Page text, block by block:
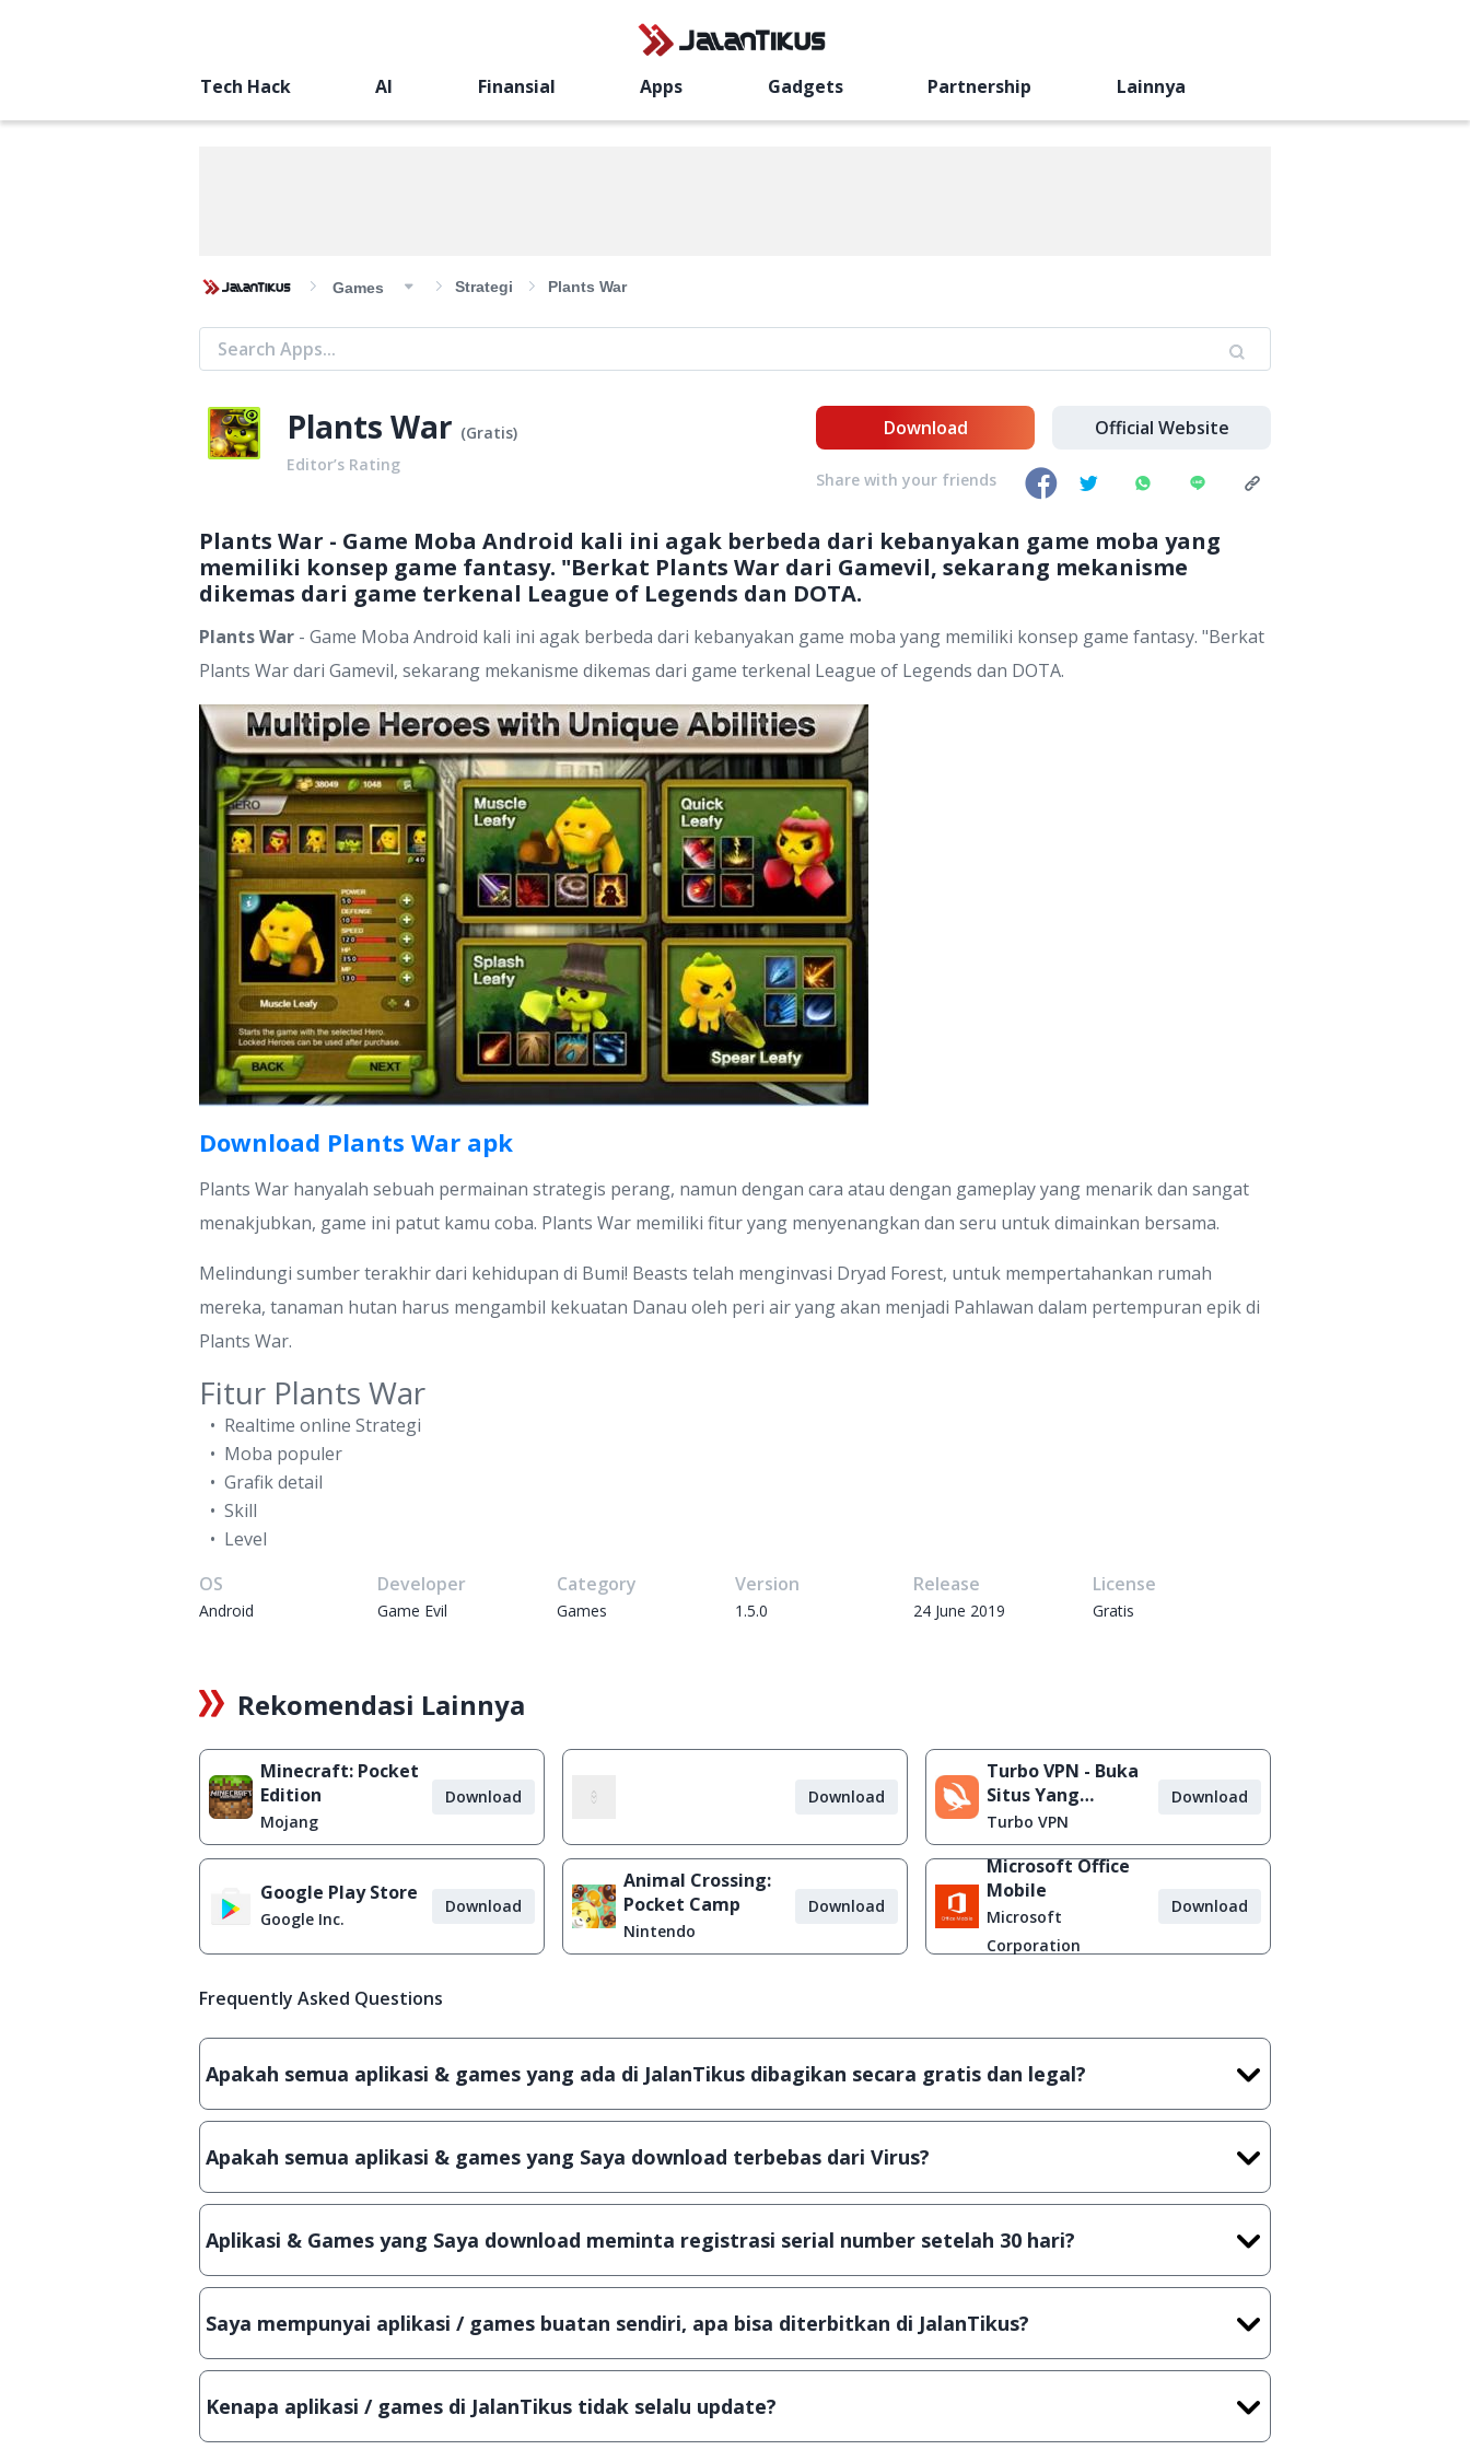
Tech Hack AI Finansial Apps Gadgets Partnership Lainnya
Games Strategi Plants War
Plants War (Gratis)
Editor’s Rating
Plants War - Game Moba Android kali ini agak berbeda dari kebanyakan game moba yang
memiliki konsep game fantasy. "Berkat Plants War dari Gamevil, sekarang mekanisme
dikemas dari game terkenal League of Legends dan DOTA.
Plants War - Game Moba Android kali ini agak berbeda dari kebanyakan game moba yang memiliki konsep game fantasy. "Berkat
Plants War dari Gamevil, sekarang mekanisme dikemas dari game terkenal League of Legends dan DOTA.
Download Plants War apk
Plants War hanyalah sebuah permainan strategis perang, namun dengan cara atau dengan gameplay yang menarik dan sangat
menakjubkan, game ini patut kamu coba. Plants War memiliki fitur yang menyenangkan dan seru untuk dimainkan bersama.
Melindungi sumber terakhir dari kehidupan di Bumi! Beasts telah menginvasi Dryad Forest, untuk mempertahankan rumah
mereka, tanaman hutan harus mengambil kekuatan Danau oleh peri air yang akan menjadi Pahlawan dalam pertempuran epik di
Plants War.
Fitur Plants War
Realtime online Strategi
Moba populer
Grafik detail
Skill
Level
OS
Android
Developer
Game Evil
Category
Games
Version
1.5.0
Release
24 June 2019
License
Gratis
Download Official Website
Share with your friends
Rekomendasi Lainnya
Minecraft: Pocket
Edition
Mojang
Download Download
Turbo VPN - Buka
Situs Yang
Diblokir
Turbo VPN
Download
Google Play Store
Google Inc.
Download
Animal Crossing:
Pocket Camp
Nintendo
Download
Microsoft Office
Mobile
Microsoft
Corporation
Download
Frequently Asked Questions
Apakah semua aplikasi & games yang ada di JalanTikus dibagikan secara gratis dan legal?
Ya, JalanTikus hanya membagikan aplikasi & games yang gratis (Freeware) dan legal, dalam artian tidak (bajakan) hasil crack,
Apakah semua aplikasi & games yang Saya download terbebas dari Virus?
Ya, JalanTikus selalu melakukan scanning dengan 3 jenis Antivirus (Kaspersky, AVG & Avast) sebelum menerbitkan suatu
Aplikasi & Games yang Saya download meminta registrasi serial number setelah 30 hari?
Meskipun dibagikan secara gratis, namun ada beberapa aplikasi & games yang dibagikan secara Shareware, dalam arti hanya
Saya mempunyai aplikasi / games buatan sendiri, apa bisa diterbitkan di JalanTikus?
Tentu saja bisa. Silahkan kirim email keinfo@jalantikus.comdengan menyertakan Nama Aplikasi/Games, Deskripsi serta
Kenapa aplikasi / games di JalanTikus tidak selalu update?